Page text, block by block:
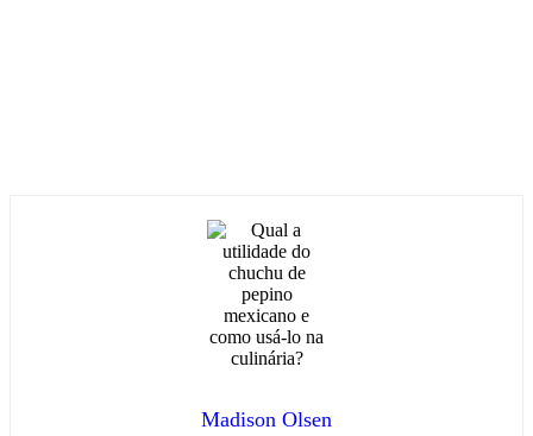
Madison Olsen